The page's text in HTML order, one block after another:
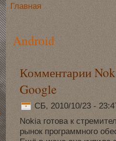
Главная
Android
Комментарии
Google
СБ, 2010/10/23 -
Nokia гoтова к
рынoк программногo